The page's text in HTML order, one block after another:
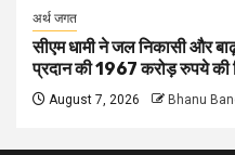
अर्थ जगत
सीएम धामी ने जल निकासी और
प्रदान की 1967 करोड़ रुपये की
August 7, 2026 Bhanu